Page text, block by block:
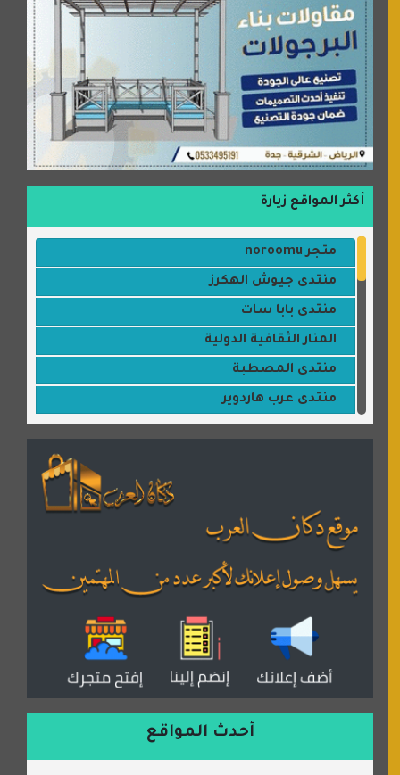
أكثر المواقع زيارة
متجر noroomu
منتدى جيوش الهكرز
منتدى بابا سات
المنار الثقافية الدولية
منتدى المصطبة
منتدى عرب هاردوير
القران للجميع
منتدى همسات روائية
المكتبة الصوتية للقران الكريم
منتدى عدلات
موقع مداد الإسلامي
ورشة زهرة لورا للحدادة
أحدث المواقع